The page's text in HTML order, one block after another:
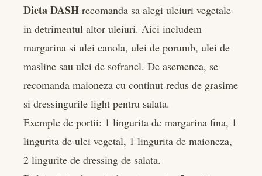
Dieta DASH recomanda sa alegi uleiuri vegetale
in detrimentul altor uleiuri. Aici includem
margarina si ulei canola, ulei de porumb, ulei de
masline sau ulei de sofranel. De asemenea, se
recomanda maioneza cu continut redus de grasime
si dressingurile light pentru salata.
Exemple de portii: 1 lingurita de margarina fina, 1
lingurita de ulei vegetal, 1 lingurita de maioneza,
2 lingurite de dressing de salata.